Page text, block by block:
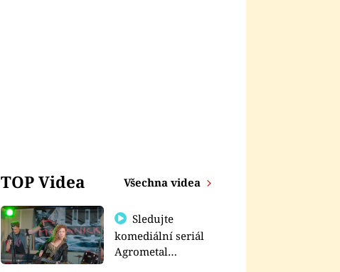
TOP Videa Všechna videa
Sledujte
komediální seriál
Agrometal